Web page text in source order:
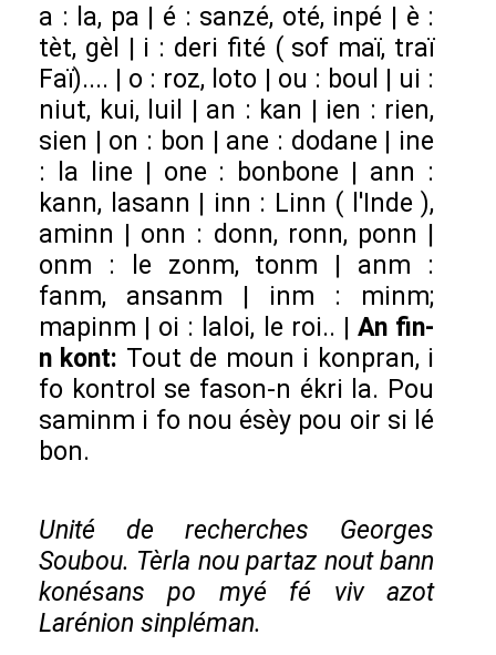
a : la, pa | é : sanzé, oté, inpé | è :
tèt, gèl | i : deri fité ( sof maï, traï
Faï).... | o : roz, loto | ou : boul | ui :
niut, kui, luil | an : kan | ien : rien,
sien | on : bon | ane : dodane | ine
: la line | one : bonbone | ann :
kann, lasann | inn : Linn ( l'Inde ),
aminn | onn : donn, ronn, ponn |
onm : le zonm, tonm | anm :
fanm, ansanm | inm : minm;
mapinm | oi : laloi, le roi.. | An fin-
n kont: Tout de moun i konpran, i
fo kontrol se fason-n ékri la. Pou
saminm i fo nou ésèy pou oir si lé
bon.
Unité de recherches Georges
Soubou. Tèrla nou partaz nout bann
konésans po myé fé viv azot
Larénion sinpléman.